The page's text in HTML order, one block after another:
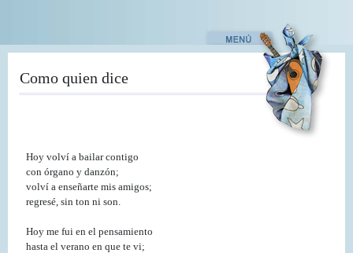
contenido
Como quien dice
Hoy volví a bailar contigo
con órgano y danzón;
volví a enseñarte mis amigos;
regresé, sin ton ni son.
Hoy me fui en el pensamiento
hasta el verano en que te vi;